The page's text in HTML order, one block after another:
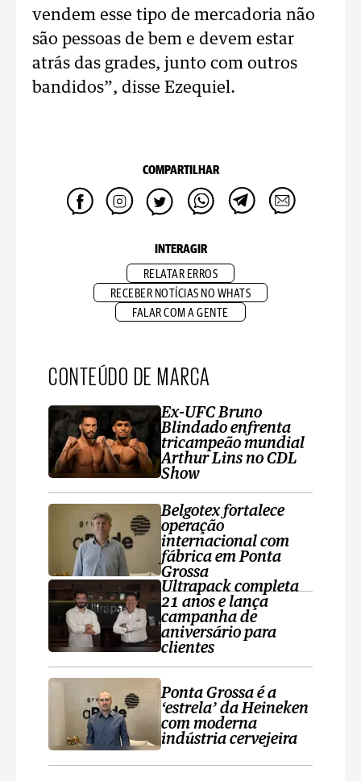
vendem esse tipo de mercadoria não
são pessoas de bem e devem estar
atrás das grades, junto com outros
bandidos”, disse Ezequiel.
COMPARTILHAR
INTERAGIR
RELATAR ERROS
RECEBER NOTÍCIAS NO WHATS
FALAR COM A GENTE
CONTEÚDO DE MARCA
Ex-UFC Bruno
Blindado enfrenta
tricampeão mundial
Arthur Lins no CDL
Show
Belgotex fortalece
operação
internacional com
fábrica em Ponta
Grossa
Ultrapack completa
21 anos e lança
campanha de
aniversário para
clientes
Ponta Grossa é a
‘estrela’ da Heineken
com moderna
indústria cervejeira